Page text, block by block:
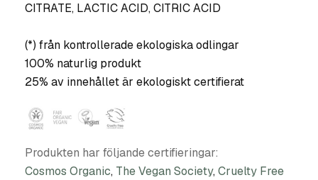
CITRATE, LACTIC ACID, CITRIC ACID
(*) från kontrollerade ekologiska odlingar
100% naturlig produkt
25% av innehållet är ekologiskt certifierat
Produkten har följande certifieringar:
Cosmos Organic, The Vegan Society,Cruelty Free